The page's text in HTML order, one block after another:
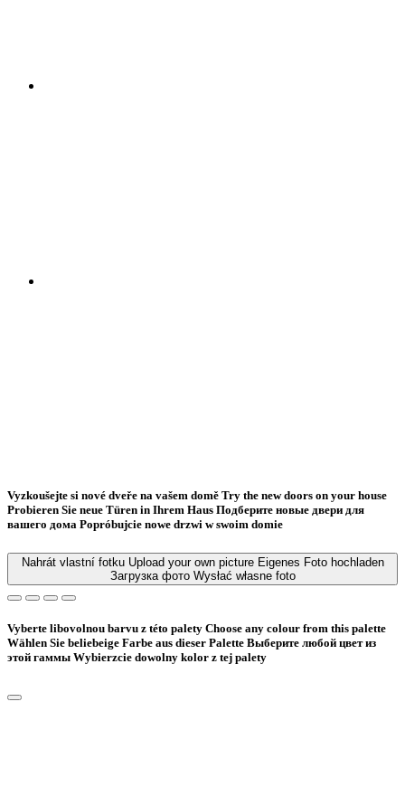
Vyzkoušejte si nové dveře na vašem domě Try the new doors on your house
Probieren Sie neue Türen in Ihrem Haus Подберите новые двери для
вашего дома Popróbujcie nowe drzwi w swoim domie
Nahrát vlastní fotku Upload your own picture Eigenes Foto hochladen
Загрузка фото Wysłać własne foto
Vyberte libovolnou barvu z této palety Choose any colour from this palette
Wählen Sie beliebeige Farbe aus dieser Palette Bыберите любой цвет из
этой гаммы Wybierzcie dowolny kolor z tej palety